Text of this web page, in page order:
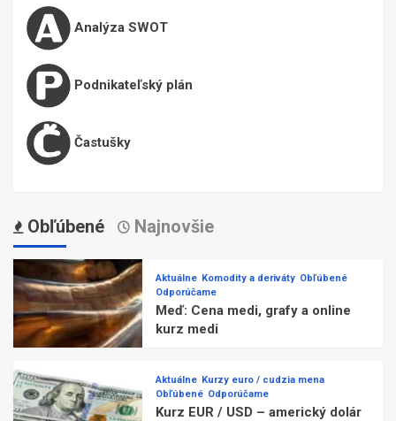
Analýza SWOT
Podnikateľský plán
Častušky
Obľúbené Najnovšie
Aktuálne Komodity a deriváty Obľúbené
Odporúčame
Meď: Cena medi, grafy a online
kurz medi
Aktuálne Kurzy euro / cudzia mena
Obľúbené Odporúčame
Kurz EUR / USD – americký dolár